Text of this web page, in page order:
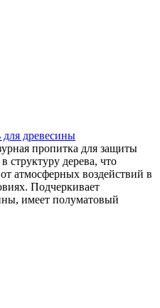
для древесины
пропитка для защиты
структуру дерева, что
атмосферных воздействий в
Подчеркивает
имеет полуматовый